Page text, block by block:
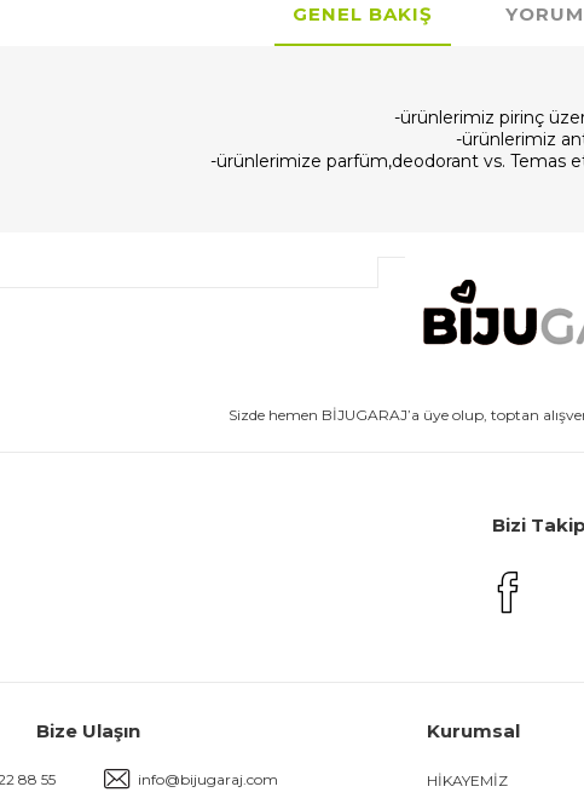
GENEL BAKIŞ
-ürünlerimiz pirinç
-ürünlerimiz
-ürünlerimize parfüm,deodorant vs. Temas
Sizde hemen BİJUGARAJ’a üye olup, toptan
Bizi
Bize Ulaşın
88 55 info@bijugaraj.com
Kurumsal
HİKAYEMİZ